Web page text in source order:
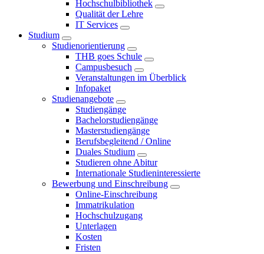
Hochschulbibliothek
Qualität der Lehre
IT Services
Studium
Studienorientierung
THB goes Schule
Campusbesuch
Veranstaltungen im Überblick
Infopaket
Studienangebote
Studiengänge
Bachelorstudiengänge
Masterstudiengänge
Berufsbegleitend / Online
Duales Studium
Studieren ohne Abitur
Internationale Studieninteressierte
Bewerbung und Einschreibung
Online-Einschreibung
Immatrikulation
Hochschulzugang
Unterlagen
Kosten
Fristen